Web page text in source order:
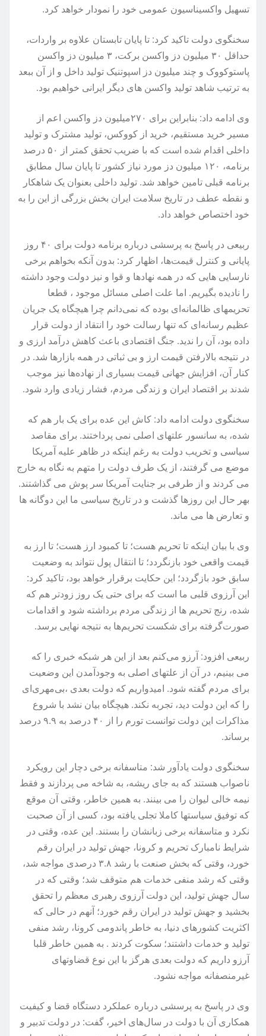
تسهیل واکسیناسیون عمومی خود را نمودار خواهد کرد.
سخنگوی دولت تاکید کرد: تا پایان تابستان علاوه بر واردات،
حداقل ۳۰ میلیون دز واکسن برکت، ۳ میلیون دز واکسن
پاستوکووک و چند میلیون دز اسپوتنیک تولید داخل و از آن ببعد
به ترتیب شاهد تولید واکسن های دیگر ایرانی خواهیم بود.
وی ادامه داد: بنابراین برای ۲۷۰میلیون دز واکسن اعم از
مسیر خرید مستقیم، خرید از کووکس، تولید مشترک و تولید
داخلی اقدام شده است که با ضریب تحقق کمتر از ۵۰ درصد
برنامه، ۱۲۰ میلیون دز مورد نیاز کشور تا پایان سال مطابق
برنامه قبلی تامین خواهد شد. تولید داخلی بعنوان یک شاهکار
و نقطه عطف در تاریخ سلامت ایران بخش بزرگی از این را به
خود اختصاص خواهد داد.
ربیعی در پاسخ به پرسشی درباره برنامه دولت برای ۴۰ روز
پایانی و کنترل قیمت‌ها، اظهار کرد: بدون آنکه بخواهم برخی
نارسایی هایی که در همه نهادها و قوا و نیز دولت وجود داشته
را نادیده بگیریم. اما علت اصلی مسائل موجود ، قطعا
تحریمهای ظالمانه‌ای بوده که نمی‌دانم چرا هیچگاه یک جریان
عظیم رسانه‌ای که تنها رسالت خود را انتقاد از دولت قرار
داده بود، آن را ندید. جنگ اقتصادی باعث کاهش درآمد ارزی و
در نتیجه بالارفتن قیمت ارز و بی ثباتی در همه بازارها شد. در
کنار آن، افزایش جهانی قیمت بسیاری از نهاده‌ها نیز موجب
شدند بر اقتصاد ایران و زندگی مردم، فشار زیادی وارد شود.
سخنگوی دولت ادامه داد: کاش این عده برای یک بار هم که
شده،‌ به سانسور علتهای اصلی نمی پرداختند. برای مقاصد
سیاسی و تخریب دولت به رغم اینکه در ظاهر علیه آمریکا
موضع می گرفتند، از یک طرف دولت را متهم به نگاه به خارج
می کردند و از طرفی بر جنایت آمریکا سر پوش می گذاشتند.
بهر حال این روزها گذشت و در تاریخ سیاسی ما این دوگانه ها
و تعارض ها می ماند.
وی با بیان اینکه تا تحریم هست؛ تا کمبود ارز هست؛ تا ارز به
قیمت واقعی خود بازنگردد؛ ‌تا انتقال پول نتواند به وضعیت
سابق خود بازگردد؛ این حکایت برقرار خواهد بود، تاکید کرد:
این آرزوی قلبی ما است که برای حتی یک روز زودتر هم که
شده، رنج تحریم ها از زندگی مردم برداشته شود و اقدامات
صورت‌گرفته برای شکست تحریم‌ها به نتیجه نهایی برسد.
ربیعی افزود: آرزو می‌کنم بعد از این هر شبکه خبری را که
می بینیم، در آن از علتهای اصلی به وجودآمدن این وضعیت
برای مردم گفته شود. امیدواریم که دولت بعدی ،‌بی‌مهری‌ای
را که این دولت دید، تجربه نکند. هیچگاه بیان نشد با شروع
مذاکرات این دولت توانست تورم را از ۴۰ درصد به ۹.۹ درصد
برساند.
سخنگوی دولت یادآور شد: متاسفانه برخی دچار این رویکرد
ناصواب هستند که به جای ریشه، به شاخه می پردازند و فقط
نیمه خالی لیوان را می بینند. به همین خاطر، وقتی آن موقع
که توفیق سیاستها کاملا تجلی یافته بود، کسی از آن صحبت
نکرد و متاسفانه برخی زبانشان را بستند. این عده، وقتی در
شرایط نامبارک تحریم و کرونا، جهش تولید در ایران رقم
خورد، وقتی که بخش صنعت با رشد ۳.۸ درصدی مواجه شد،
وقتی که رشد منفی خدمات هم متوقف شد؛ وقتی که در
سال جهش تولید، این دولت آرزوی رهبری معظم را تحقق
بخشید و جهش تولید در ایران رقم خورد؛ آنهم در حالی که
اکثریت کشورهای دنیا، به خاطر پاندومی کرونا، رشد منفی
تولید و خدمات داشتند؛ سکوت کردند . به همین خاطر قلبا
آرزو داریم که دولت بعدی هرگز با این نوع قضاوتهای
غیرمنصفانه مواجه نشود.
وی در پاسخ به پرسشی درباره عملکرد دستگاه قضا و کیفیت
همکاری آن با دولت در سال‌های اخیر، گفت: در دولت تدبیر و